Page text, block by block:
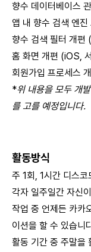
향수 데이터베이스
앱 내 향수 검색 엔
향수 검색 필터 개편
홈 화면 개편 (iOS,
회원가입 프로세스
*위 내용을 모두 개
를 고를 예정입니다.
활동방식
주 1회, 1시간 디스
각자 일주일간 자신
작업 중 언제든 카카
이션을 할 수 있습니
활동 기간 중 주말을